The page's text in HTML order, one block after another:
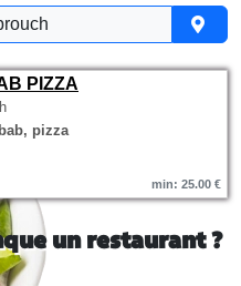
PIZZA
pizza
min: 25.00 €
un restaurant ?